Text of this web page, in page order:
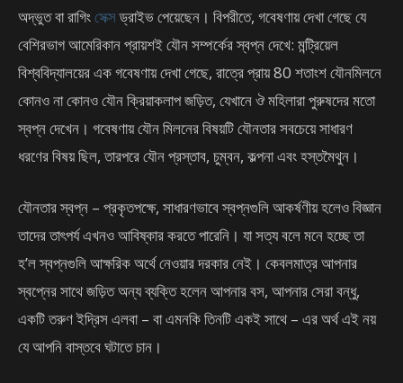
অদ্ভুত বা রাগিংসেক্সড্রাইভ পেয়েছেন। বিপরীতে, গবেষণায় দেখা গেছে যে
বেশিরভাগ আমেরিকান প্রায়শই যৌন সম্পর্কের স্বপ্ন দেখে: মন্ট্রিয়েল
বিশ্ববিদ্যালয়ের এক গবেষণায় দেখা গেছে, রাত্রে প্রায় 80 শতাংশ যৌনমিলনে
কোনও না কোনও যৌন ক্রিয়াকলাপ জড়িত, যেখানে ঔ মহিলারা পুরুষদের মতো
স্বপ্ন দেখেন। গবেষণায় যৌন মিলনের বিষয়টি যৌনতার সবচেয়ে সাধারণ
ধরণের বিষয় ছিল, তারপরে যৌন প্রস্তাব, চুম্বন, কল্পনা এবং হস্তমৈথুন।
যৌনতার স্বপ্ন – প্রকৃতপক্ষে, সাধারণভাবে স্বপ্নগুলি আকর্ষণীয় হলেও বিজ্ঞান
তাদের তাৎপর্য এখনও আবিষ্কার করতে পারেনি। যা সত্য বলে মনে হচ্ছে তা
হ’ল স্বপ্নগুলি আক্ষরিক অর্থে নেওয়ার দরকার নেই। কেবলমাত্র আপনার
স্বপ্নের সাথে জড়িত অন্য ব্যক্তি হলেন আপনার বস, আপনার সেরা বন্ধু,
একটি তরুণ ইদ্রিস এলবা – বা এমনকি তিনটি একই সাথে – এর অর্থ এই নয়
যে আপনি বাস্তবে ঘটাতে চান।